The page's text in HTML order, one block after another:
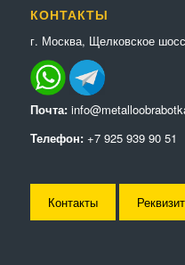
КОНТАКТЫ
г. Москва, Щелковское
Почта:
Телефон: +7 925 939 90 51
Контакты